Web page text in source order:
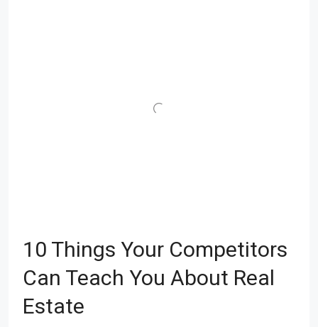
10 Things Your Competitors
Can Teach You About Real
Estate